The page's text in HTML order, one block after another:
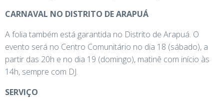
CARNAVAL NO DISTRITO DE ARAPUÁ
A folia também está garantida no Distrito de Arapuá. O
evento será no Centro Comunitário no dia 18 (sábado), a
partir das 20h e no dia 19 (domingo), matinê com início às
14h, sempre com DJ.
SERVIÇO